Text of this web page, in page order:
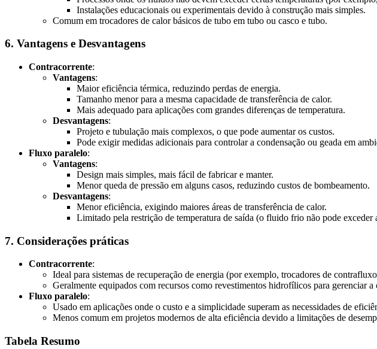
Instalações educacionais ou experimentais devido à construção mais simples.
Comum em trocadores de calor básicos de tubo em tubo ou casco e tubo.
6. Vantagens e Desvantagens
Contracorrente:
Vantagens:
Maior eficiência térmica, reduzindo perdas de energia.
Tamanho menor para a mesma capacidade de transferência de calor.
Mais adequado para aplicações com grandes diferenças de temperatura.
Desvantagens:
Projeto e tubulação mais complexos, o que pode aumentar os custos.
Pode exigir medidas adicionais para controlar a condensação ou geada em
Fluxo paralelo:
Vantagens:
Design mais simples, mais fácil de fabricar e manter.
Menor queda de pressão em alguns casos, reduzindo custos de bombeamento.
Desvantagens:
Menor eficiência, exigindo maiores áreas de transferência de calor.
Limitado pela restrição de temperatura de saída (o fluido frio não pode exceder
7. Considerações práticas
Contracorrente:
Ideal para sistemas de recuperação de energia (por exemplo, trocadores de
Geralmente equipados com recursos como revestimentos hidrofílicos para gerenciar
Fluxo paralelo:
Usado em aplicações onde o custo e a simplicidade superam as necessidades de
Menos comum em projetos modernos de alta eficiência devido a limitações de
Tabela Resumo